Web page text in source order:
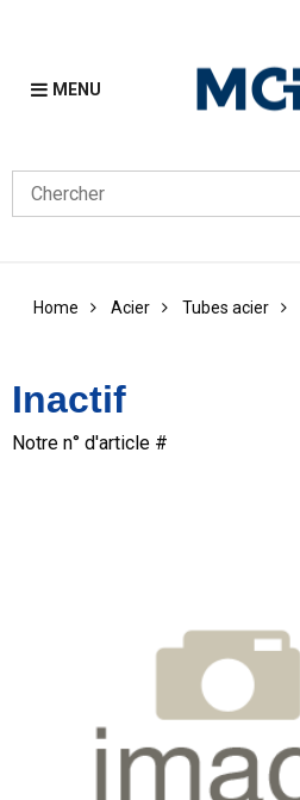
MENU
Home Acier Tubes acier
Inactif
Notre n° d'article #